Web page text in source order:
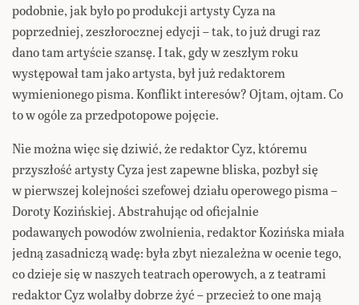
podobnie, jak było po produkcji artysty Cyza na
poprzedniej, zeszłorocznej edycji – tak, to już drugi raz
dano tam artyście szansę. I tak, gdy w zeszłym roku
występował tam jako artysta, był już redaktorem
wymienionego pisma. Konflikt interesów? Ojtam, ojtam. Co
to w ogóle za przedpotopowe pojęcie.
Nie można więc się dziwić, że redaktor Cyz, któremu
przyszłość artysty Cyza jest zapewne bliska, pozbył się
w pierwszej kolejności szefowej działu operowego pisma –
Doroty Kozińskiej. Abstrahując od oficjalnie
podawanych powodów zwolnienia, redaktor Kozińska miała
jedną zasadniczą wadę: była zbyt niezależna w ocenie tego,
co dzieje się w naszych teatrach operowych, a z teatrami
redaktor Cyz wolałby dobrze żyć – przecież to one mają